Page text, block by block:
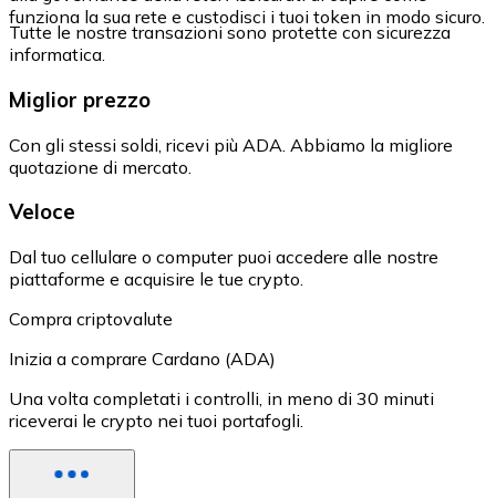
funziona la sua rete e custodisci i tuoi token in modo sicuro.
Tutte le nostre transazioni sono protette con sicurezza
informatica.
Miglior prezzo
Con gli stessi soldi, ricevi più ADA. Abbiamo la migliore
quotazione di mercato.
Veloce
Dal tuo cellulare o computer puoi accedere alle nostre
piattaforme e acquisire le tue crypto.
Compra criptovalute
Inizia a comprare Cardano (ADA)
Una volta completati i controlli, in meno di 30 minuti
riceverai le crypto nei tuoi portafogli.